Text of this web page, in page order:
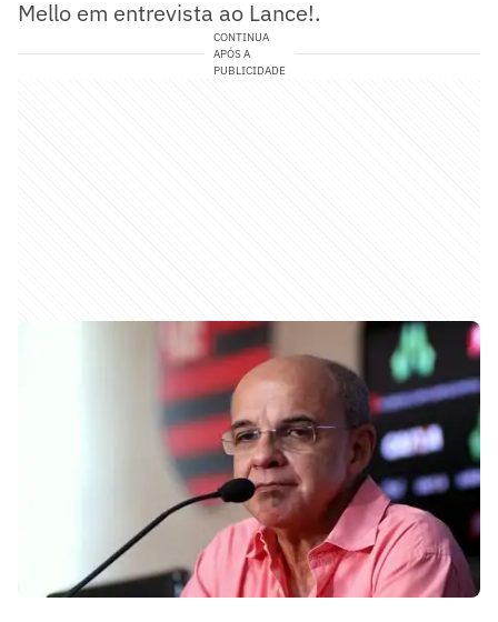
Mello em entrevista ao Lance!.
CONTINUA
APÓS A
PUBLICIDADE